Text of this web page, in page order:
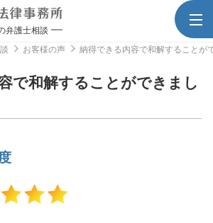
弁護士相談
お客様の声 納得できる内容で和解することが
で和解することができまし